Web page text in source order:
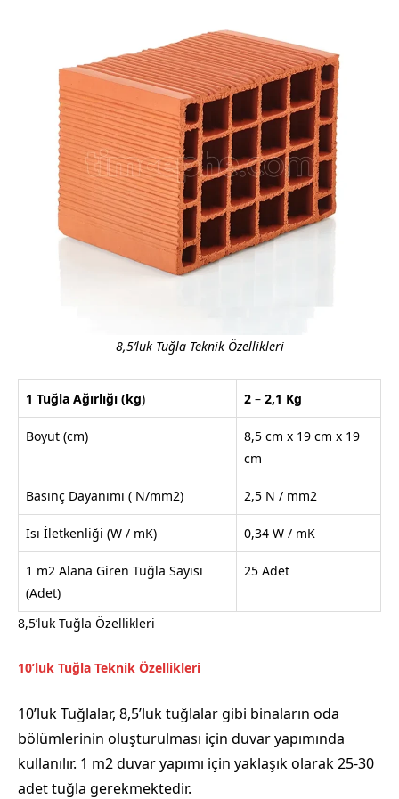
8,5’luk Tuğla Teknik Özellikleri
1 Tuğla Ağırlığı (kg) 2 – 2,1 Kg
Boyut (cm)
8,5 cm x 19 cm x 19
cm
Basınç Dayanımı ( N/mm2) 2,5 N / mm2
Isı İletkenliği (W / mK) 0,34 W / mK
1 m2 Alana Giren Tuğla Sayısı
(Adet)
25 Adet
8,5’luk Tuğla Özellikleri
10’luk Tuğla Teknik Özellikleri
10’luk Tuğlalar, 8,5’luk tuğlalar gibi binaların oda
bölümlerinin oluşturulması için duvar yapımında
kullanılır. 1 m2 duvar yapımı için yaklaşık olarak 25-30
adet tuğla gerekmektedir.